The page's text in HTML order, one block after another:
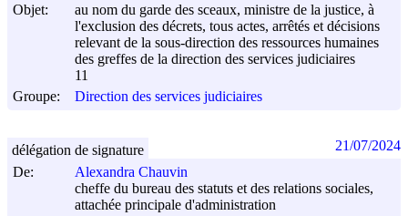
Objet:
au nom du garde des sceaux, ministre de la justice, à
l'exclusion des décrets, tous actes, arrêtés et décisions
relevant de la sous-direction des ressources humaines
des greffes de la direction des services judiciaires
11
Groupe:
Direction des services judiciaires
De:
Alexandra Chauvin
cheffe du bureau des statuts et des relations sociales,
attachée principale d'administration
délégation de signature 21/07/2024